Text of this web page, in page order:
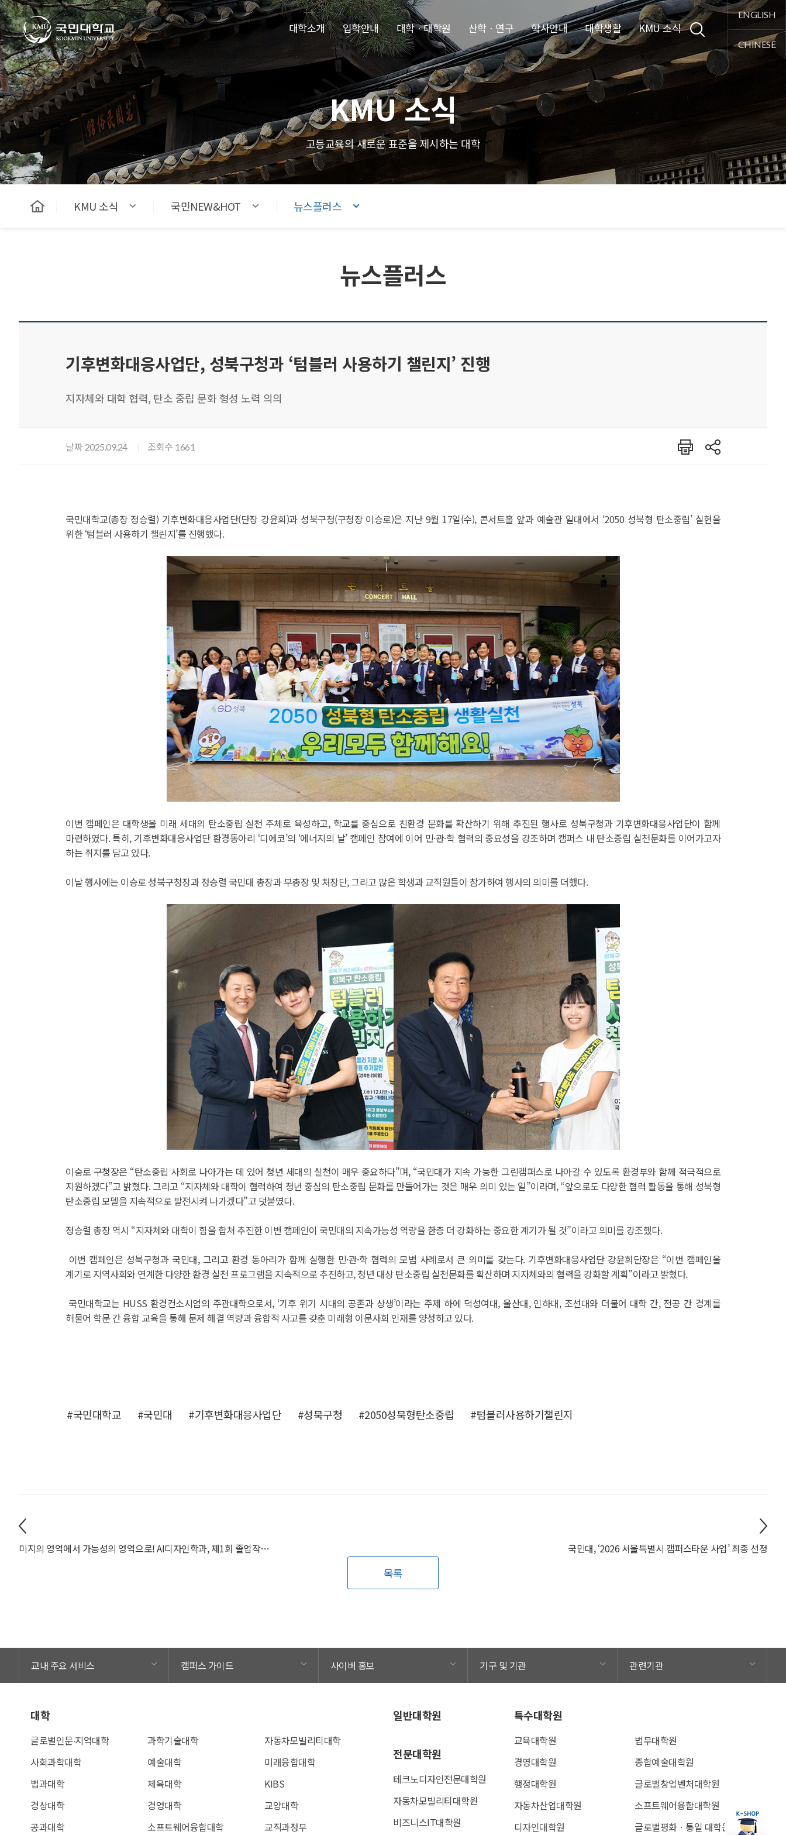
주메뉴 바로가기
본문내용 바로가기
푸터 바로가기
국민대학교
대학소개 입학안내 대학ㆍ대학원 산학ㆍ연구 학사안내 대학생활 KMU 소식
통합검색
ENGLISH
CHINESE
KMU 소식
고등교육의 새로운 표준을 제시하는 대학
KMU 소식 국민NEW&HOT 뉴스플러스
뉴스플러스
기후변화대응사업단, 성북구청과 ‘텀블러 사용하기 챌린지’ 진행
지자체와 대학 협력, 탄소 중립 문화 형성 노력 의의
날짜 2025.09.24 조회수 1661 인쇄 공유
국민대학교(총장 정승렬) 기후변화대응사업단(단장 강윤희)과 성북구청(구청장 이승로)은 지난 9월 17일(수), 콘서트홀 앞과 예술관 일대에서 ‘2050 성북형 탄소중립’ 실현을
위한 ‘텀블러 사용하기 챌린지’를 진행했다.
이번 캠페인은 대학생을 미래 세대의 탄소중립 실천 주체로 육성하고, 학교를 중심으로 친환경 문화를 확산하기 위해 추진된 행사로 성북구청과 기후변화대응사업단이 함께
마련하였다. 특히, 기후변화대응사업단 환경동아리 ‘디에코’의 ‘에너지의 날’ 캠페인 참여에 이어 민·관·학 협력의 중요성을 강조하며 캠퍼스 내 탄소중립 실천문화를 이어가고자
하는 취지를 담고 있다.
이날 행사에는 이승로 성북구청장과 정승렬 국민대 총장과 부총장 및 처장단, 그리고 많은 학생과 교직원들이 참가하여 행사의 의미를 더했다.
이승로 구청장은 “탄소중립 사회로 나아가는 데 있어 청년 세대의 실천이 매우 중요하다”며, “국민대가 지속 가능한 그린캠퍼스로 나아갈 수 있도록 환경부와 함께 적극적으로
지원하겠다”고 밝혔다. 그리고 “지자체와 대학이 협력하여 청년 중심의 탄소중립 문화를 만들어가는 것은 매우 의미 있는 일”이라며, “앞으로도 다양한 협력 활동을 통해 성북형
탄소중립 모델을 지속적으로 발전시켜 나가겠다”고 덧붙였다.
정승렬 총장 역시 “지자체와 대학이 힘을 합쳐 추진한 이번 캠페인이 국민대의 지속가능성 역량을 한층 더 강화하는 중요한 계기가 될 것”이라고 의미를 강조했다.
이번 캠페인은 성북구청과 국민대, 그리고 환경 동아리가 함께 실행한 민·관·학 협력의 모범 사례로서 큰 의미를 갖는다. 기후변화대응사업단 강윤희단장은 “이번 캠페인을
계기로 지역사회와 연계한 다양한 환경 실천 프로그램을 지속적으로 추진하고, 청년 대상 탄소중립 실천문화를 확산하며 지자체와의 협력을 강화할 계획”이라고 밝혔다.
국민대학교는 HUSS 환경컨소시엄의 주관대학으로서, ‘기후 위기 시대의 공존과 상생’이라는 주제 하에 덕성여대, 울산대, 인하대, 조선대와 더불어 대학 간, 전공 간 경계를
허물어 학문 간 융합 교육을 통해 문제 해결 역량과 융합적 사고를 갖춘 미래형 이문사회 인재를 양성하고 있다.
#국민대학교 #국민대 #기후변화대응사업단 #성북구청 #2050성북형탄소중립 #텀블러사용하기챌린지
미지의 영역에서 가능성의 영역으로! AI디자인학과, 제1회 졸업작품 전시회 개최 국민대, ‘2026 서울특별시 캠퍼스타운 사업’ 최종 선정
목록
교내 주요 서비스 캠퍼스 가이드 사이버 홍보 기구 및 기관 관련기관
대학
글로벌인문∙지역대학
사회과학대학
법과대학
경상대학
공과대학
과학기술대학
예술대학
체육대학
경영대학
소프트웨어융합대학
자동차모빌리티대학
미래융합대학
KIBS
교양대학
교직과정부
일반대학원
전문대학원
테크노디자인전문대학원
자동차모빌리티대학원
비즈니스IT대학원
특수대학원
교육대학원
경영대학원
행정대학원
자동차산업대학원
디자인대학원
법무대학원
종합예술대학원
글로벌창업벤처대학원
소프트웨어융합대학원
글로벌평화ㆍ통일 대학원